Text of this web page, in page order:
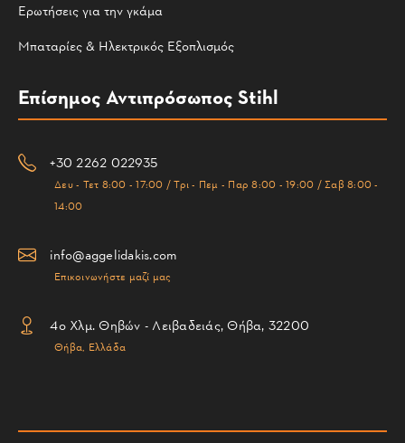
Ερωτήσεις για την γκάμα
Μπαταρίες & Ηλεκτρικός Εξοπλισμός
Επίσημος Αντιπρόσωπος Stihl
+30 2262 022935
Δευ - Τετ 8:00 - 17:00 / Τρι - Πεμ - Παρ 8:00 - 19:00 / Σαβ 8:00 -
14:00
info@aggelidakis.com
Επικοινωνήστε μαζί μας
4ο Χλμ. Θηβών - Λειβαδειάς, Θήβα, 32200
Θήβα, Ελλάδα